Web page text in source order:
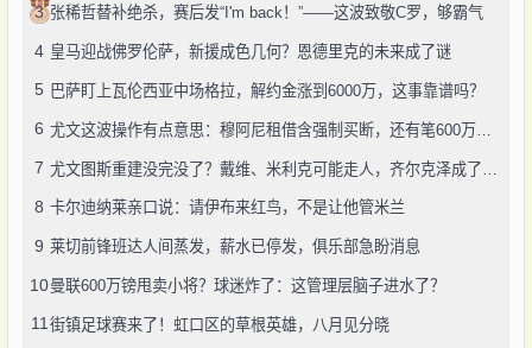
3 张稀哲替补绝杀，赛后发“I'm back！”——这波致敬C罗，够霸气
4 皇马迎战佛罗伦萨，新援成色几何？恩德里克的未来成了谜
5 巴萨盯上瓦伦西亚中场格拉，解约金涨到6000万，这事靠谱吗？
6
7
8 卡尔迪纳莱亲口说：请伊布来红鸟，不是让他管米兰
9 莱切前锋班达人间蒸发，薪水已停发，俱乐部急盼消息
10曼联600万镑甩卖小将？球迷炸了：这管理层脑子进水了？
11街镇足球赛来了！虹口区的草根英雄，八月见分晓